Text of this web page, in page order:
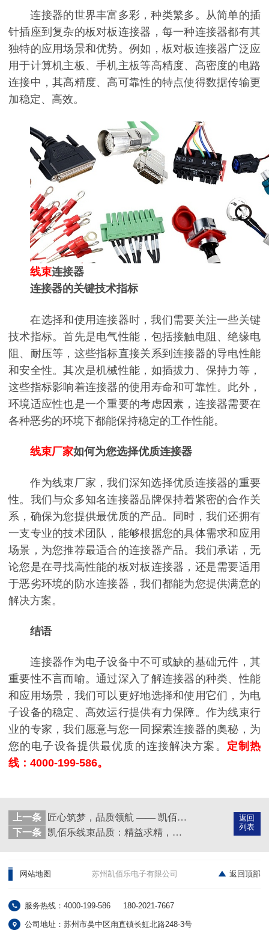
连接器的世界丰富多彩，种类繁多。从简单的插
针插座到复杂的板对板连接器，每一种连接器都有其
独特的应用场景和优势。例如，板对板连接器广泛应
用于计算机主板、手机主板等高精度、高密度的电路
连接中，其高精度、高可靠性的特点使得数据传输更
加稳定、高效。
线束连接器
连接器的关键技术指标
在选择和使用连接器时，我们需要关注一些关键
技术指标。首先是电气性能，包括接触电阻、绝缘电
阻、耐压等，这些指标直接关系到连接器的导电性能
和安全性。其次是机械性能，如插拔力、保持力等，
这些指标影响着连接器的使用寿命和可靠性。此外，
环境适应性也是一个重要的考虑因素，连接器需要在
各种恶劣的环境下都能保持稳定的工作性能。
线束厂家如何为您选择优质连接器
作为线束厂家，我们深知选择优质连接器的重要
性。我们与众多知名连接器品牌保持着紧密的合作关
系，确保为您提供最优质的产品。同时，我们还拥有
一支专业的技术团队，能够根据您的具体需求和应用
场景，为您推荐最适合的连接器产品。我们承诺，无
论您是在寻找高性能的板对板连接器，还是需要适用
于恶劣环境的防水连接器，我们都能为您提供满意的
解决方案。
结语
连接器作为电子设备中不可或缺的基础元件，其
重要性不言而喻。通过深入了解连接器的种类、性能
和应用场景，我们可以更好地选择和使用它们，为电
子设备的稳定、高效运行提供有力保障。作为线束行
业的专家，我们愿意与您一同探索连接器的奥秘，为
您的电子设备提供最优质的连接解决方案。 定制热
线：4000-199-586。
返回
列表
上一条
匠心筑梦，品质领航 —— 凯佰乐线束品质管理的卓越之旅
下一条
凯佰乐线束品质：精益求精，铸就卓越
网站地图 苏州凯佰乐电子有限公司 返回顶部
服务热线：4000-199-586 180-2021-7667
公司地址：苏州市吴中区甪直镇长虹北路248-3号